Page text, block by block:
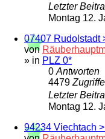
Letzter
Montag 12.
07407 Rudolstadt
von
» in PLZ 0*
0 Antworten
4479 Zugriffe
Letzter
Montag 12.
94234 Viechtach